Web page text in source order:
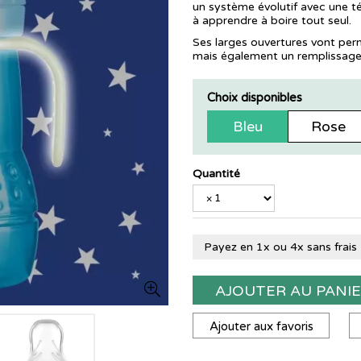
un système évolutif avec une
à apprendre à boire tout seul.
Ses larges ouvertures vont
mais également un
Choix disponibles
Bleu Rose
Quantité
Payez en 1x ou 4x sans frais
AJOUTER AU
Ajouter aux favoris